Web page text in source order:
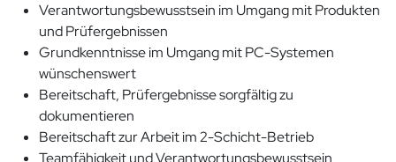
Verantwortungsbewusstsein im Umgang mit Produkten
und Prüfergebnissen
Grundkenntnisse im Umgang mit PC-Systemen
wünschenswert
Bereitschaft, Prüfergebnisse sorgfältig zu
dokumentieren
Bereitschaft zur Arbeit im 2-Schicht-Betrieb
Teamfähigkeit und Verantwortungsbewusstsein